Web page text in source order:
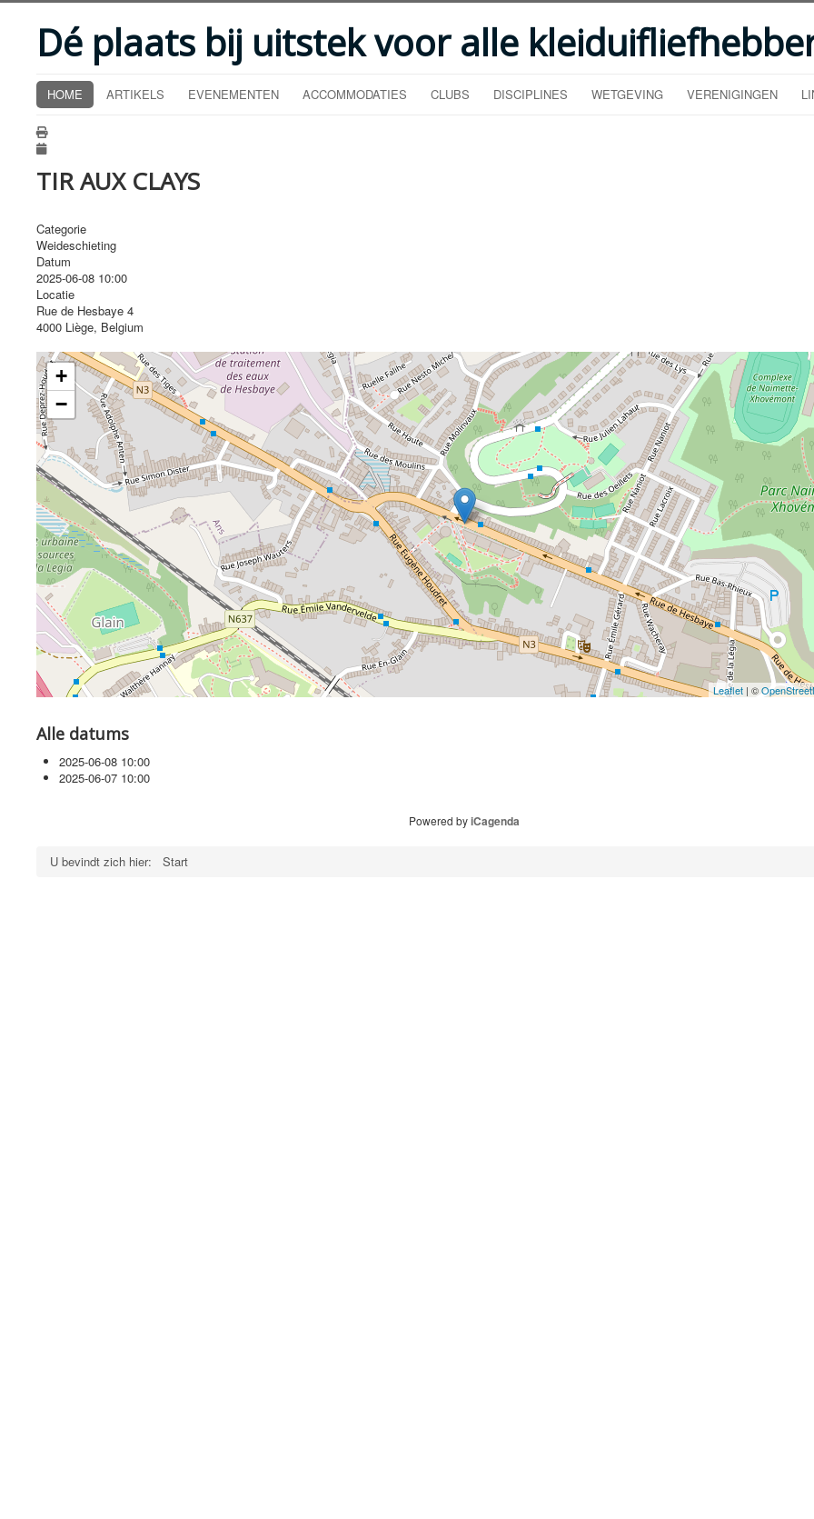
Dé plaats bij uitstek voor alle
HOME ARTIKELS EVENEMENTEN ACCOMMODATIES CLUBS DISCIPLINES WETGEVING VERENIGINGEN
TIR AUX CLAYS
Categorie
Weideschieting
Datum
2025-06-08 10:00
Locatie
Rue de Hesbaye 4
4000 Liège, Belgium
+
−
Leaflet | ©
Alle datums
2025-06-08 10:00
2025-06-07 10:00
Powered byiCagenda
U bevindt zich hier: Start